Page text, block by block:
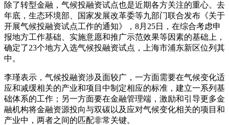
除了转型金融，气候投融资试点也是近期各方关注的重心。去
年底，生态环境部、国家发展改革委等九部门联合发布《关于
开展气候投融资试点工作的通知》，8月25日，在综合考虑申
报地方工作基础、实施意愿和推广示范效果等因素的基础上，
确定了23个地方入选气候投融资试点，上海市浦东新区位列其
中。
李瑾表示，气候投融资涉及面较广，一方面需要在气候变化适
应和减缓相关的产业和项目中制定相应的标准，建立一系列基
础体系的工作；另一方面要在金融管理端，激励和引导更多金
融机构将金融资源投向与双碳以及应对气候变化相关的项目和
产业中，两者之间的匹配非常关键。